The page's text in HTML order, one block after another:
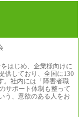
はじめ、企業様向けに
供しており、全国に130
。社内には「障害者職
サポート体制も整って
う、意欲のある人をお